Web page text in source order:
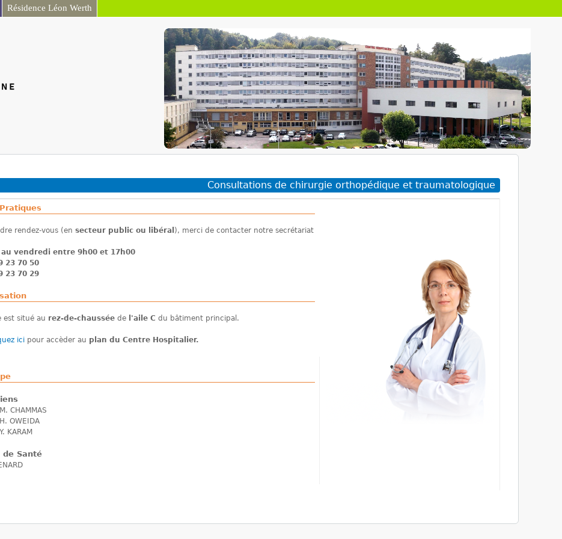
Résidence Léon Werth
ici
Consultations de chirurgie orthopédique et traumatologique
rendez-vous (en secteur public ou libéral ), merci de contacter notre secrétariat
vendredi entre 9h00 et 17h00
23 70 50
23 70 29
est situé au rez-de-chaussée de l'aile C du bâtiment principal.
ici pour accèder au plan du Centre Hospitalier.
CHAMMAS
OWEIDA
KARAM
de Santé